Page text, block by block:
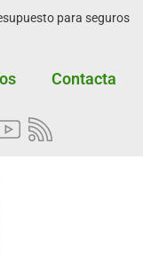
para seguros
Contacta